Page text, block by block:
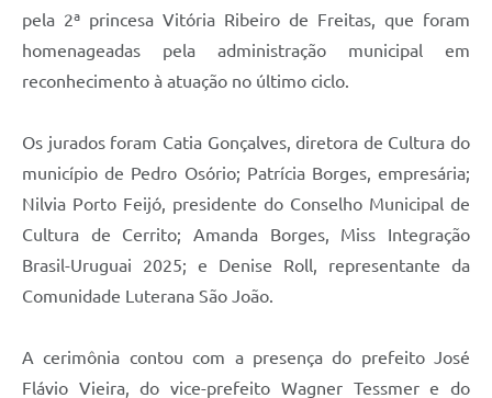
pela 2ª princesa Vitória Ribeiro de Freitas, que foram
homenageadas pela administração municipal em
reconhecimento à atuação no último ciclo.
Os jurados foram Catia Gonçalves, diretora de Cultura do
município de Pedro Osório; Patrícia Borges, empresária;
Nilvia Porto Feijó, presidente do Conselho Municipal de
Cultura de Cerrito; Amanda Borges, Miss Integração
Brasil-Uruguai 2025; e Denise Roll, representante da
Comunidade Luterana São João.
A cerimônia contou com a presença do prefeito José
Flávio Vieira, do vice-prefeito Wagner Tessmer e do